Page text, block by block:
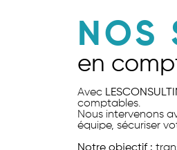
NOS
en
Avec
comptables.
Nous intervenons
équipe, sécuriser